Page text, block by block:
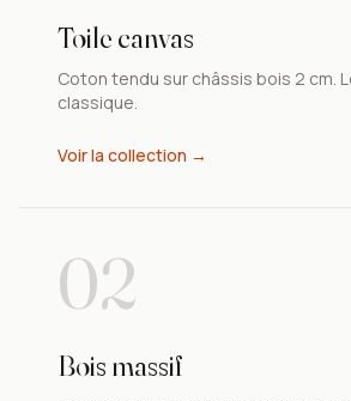
Toile canvas
Coton tendu sur châssis bois 2 cm.
classique.
Voir la collection →
02
Bois massif